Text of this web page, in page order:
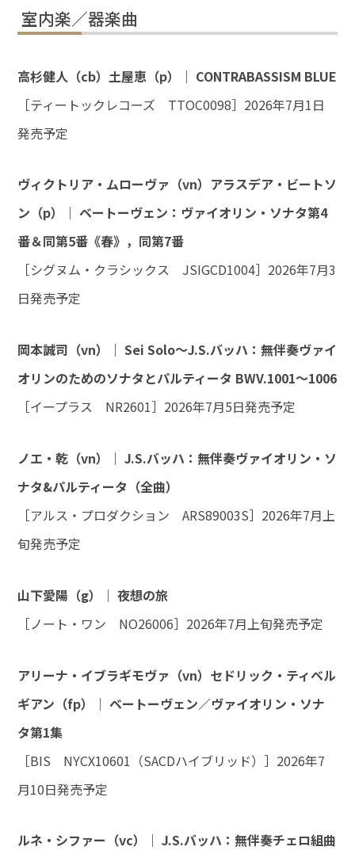
室内楽／器楽曲
高杉健人（cb）土屋恵（p）｜ CONTRABASSISM BLUE
［ティートックレコーズ TTOC0098］2026年7月1日
発売予定
ヴィクトリア・ムローヴァ（vn）アラスデア・ビートソ
ン（p）｜ ベートーヴェン：ヴァイオリン・ソナタ第4
番＆同第5番《春》，同第7番
［シグヌム・クラシックス JSIGCD1004］2026年7月3
日発売予定
岡本誠司（vn）｜ Sei Solo～J.S.バッハ：無伴奏ヴァイ
オリンのためのソナタとパルティータ BWV.1001～1006
［イープラス NR2601］2026年7月5日発売予定
ノエ・乾（vn）｜ J.S.バッハ：無伴奏ヴァイオリン・ソ
ナタ&パルティータ（全曲）
［アルス・プロダクション ARS89003S］2026年7月上
旬発売予定
山下愛陽（g）｜ 夜想の旅
［ノート・ワン NO26006］2026年7月上旬発売予定
アリーナ・イブラギモヴァ（vn）セドリック・ティベル
ギアン（fp）｜ ベートーヴェン／ヴァイオリン・ソナ
タ第1集
［BIS NYCX10601（SACDハイブリッド）］2026年7
月10日発売予定
ルネ・シファー（vc）｜ J.S.バッハ：無伴奏チェロ組曲